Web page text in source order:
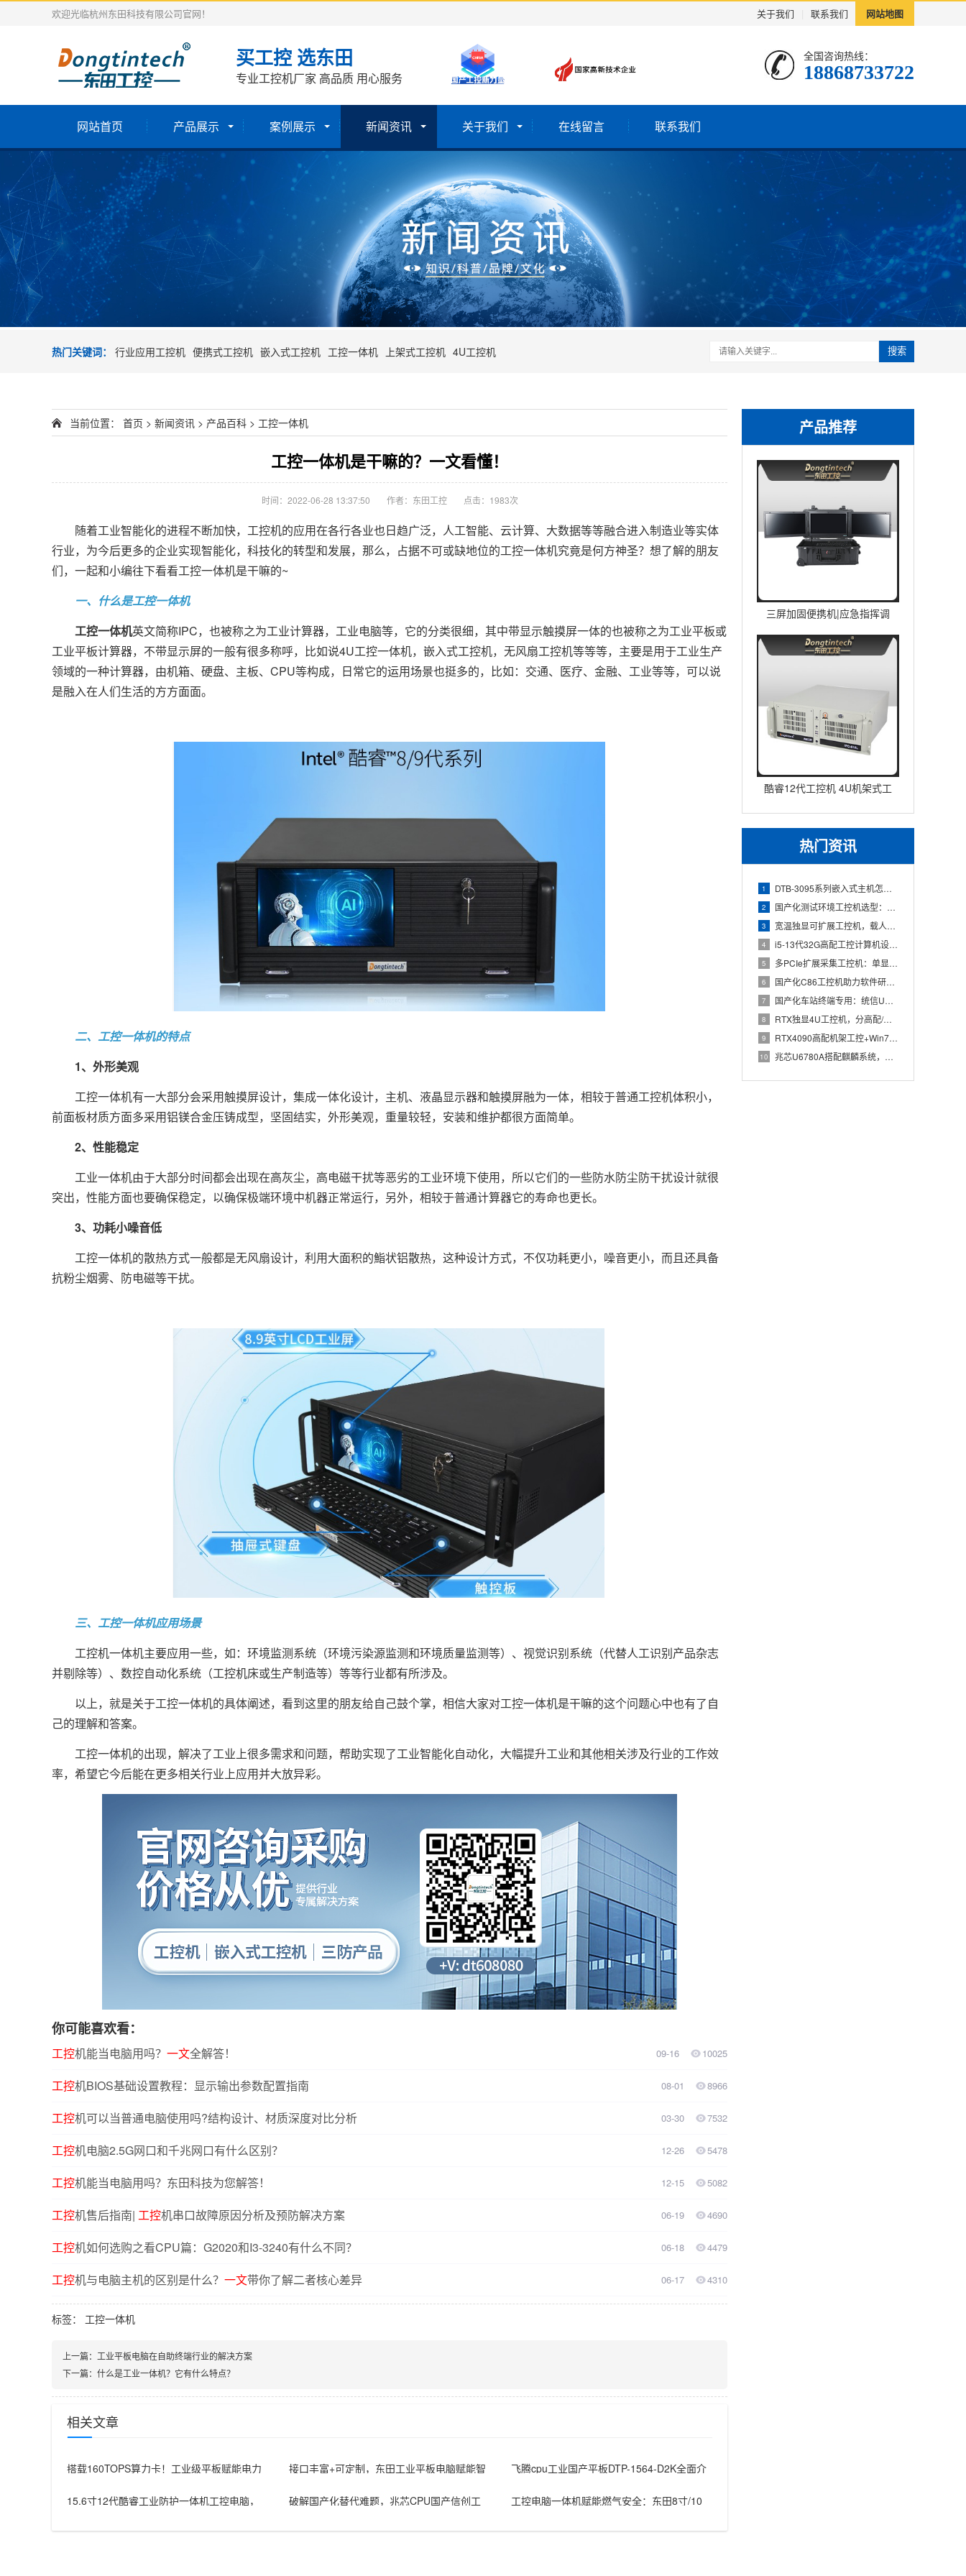
关于我们 联系我们 网站地图
欢迎光临杭州东田科技有限公司官网！
买工控 选东田
专业工控机厂家 高品质 用心服务
全国咨询热线：
18868733722
网站首页 产品展示 案例展示 新闻资讯 关于我们 在线留言 联系我们
热门关键词： 行业应用工控机 便携式工控机 嵌入式工控机 工控一体机 上架式工控机 4U工控机 搜索
产品推荐
三屏加固便携机|应急指挥调
度台移动终端|DTG-U1713-
酷睿12代工控机 4U机架式工
业控制器 DT-610L-IZ
热门资讯
1 DTB-3095系列嵌入式主机怎么选：国产腾锐新款与Inte
2 国产化测试环境工控机选型：飞腾D3000+2U机架的组合优势
3 宽温独显可扩展工控机，载人飞行器地面控制方舱工控设备怎么选？
4 i5-13代32G高配工控计算机设备，智能制造工位整机显示成
5 多PCIe扩展采集工控机：单显卡+多路采集卡高性价比方案
6 国产化C86工控机助力软件研发：从需求分析到落地部署
7 国产化车站终端专用：统信UOS兆芯八核嵌入式轨交工控机落地方
8 RTX独显4U工控机，分高配/低配适配无人机作业全场景
9 RTX4090高配机架工控+Win7加固笔记本，航空测控硬件
10 兆芯U6780A搭配麒麟系统，国产化工控机赋能航站楼航显调度
当前位置： 首页 > 新闻资讯 > 产品百科 > 工控一体机
工控一体机是干嘛的？一文看懂！
时间：2022-06-28 13:37:50 作者：东田工控 点击： 1983次
随着工业智能化的进程不断加快，工控机的应用在各行各业也日趋广泛，人工智能、云计算、大数据等等融合进入制造业等实体
行业，为今后更多的企业实现智能化，科技化的转型和发展，那么，占据不可或缺地位的工控一体机究竟是何方神圣？想了解的朋友
们，一起和小编往下看看工控一体机是干嘛的~
一、什么是工控一体机
工控一体机英文简称IPC，也被称之为工业计算器，工业电脑等，它的分类很细，其中带显示触摸屏一体的也被称之为工业平板或
工业平板计算器，不带显示屏的一般有很多称呼，比如说4U工控一体机，嵌入式工控机，无风扇工控机等等等，主要是用于工业生产
领域的一种计算器，由机箱、硬盘、主板、CPU等构成，日常它的运用场景也挺多的，比如：交通、医疗、金融、工业等等，可以说
是融入在人们生活的方方面面。
二、工控一体机的特点
1、外形美观
工控一体机有一大部分会采用触摸屏设计，集成一体化设计，主机、液晶显示器和触摸屏融为一体，相较于普通工控机体积小，
前面板材质方面多采用铝镁合金压铸成型，坚固结实，外形美观，重量较轻，安装和维护都很方面简单。
2、性能稳定
工业一体机由于大部分时间都会出现在高灰尘，高电磁干扰等恶劣的工业环境下使用，所以它们的一些防水防尘防干扰设计就很
突出，性能方面也要确保稳定，以确保极端环境中机器正常运行，另外，相较于普通计算器它的寿命也更长。
3、功耗小噪音低
工控一体机的散热方式一般都是无风扇设计，利用大面积的鮨状铝散热，这种设计方式，不仅功耗更小，噪音更小，而且还具备
抗粉尘烟雾、防电磁等干扰。
三、工控一体机应用场景
工控机一体机主要应用一些，如：环境监测系统（环境污染源监测和环境质量监测等）、视觉识别系统（代替人工识别产品杂志
并剔除等）、数控自动化系统（工控机床或生产制造等）等等行业都有所涉及。
以上，就是关于工控一体机的具体阐述，看到这里的朋友给自己鼓个掌，相信大家对工控一体机是干嘛的这个问题心中也有了自
己的理解和答案。
工控一体机的出现，解决了工业上很多需求和问题，帮助实现了工业智能化自动化，大幅提升工业和其他相关涉及行业的工作效
率，希望它今后能在更多相关行业上应用并大放异彩。
你可能喜欢看：
工控机能当电脑用吗？ 一文全解答！ 09-16 10025
工控机BIOS基础设置教程：显示输出参数配置指南 08-01 8966
工控机可以当普通电脑使用吗?结构设计、材质深度对比分析 03-30 7532
工控机电脑2.5G网口和千兆网口有什么区别？ 12-26 5478
工控机能当电脑用吗？东田科技为您解答！ 12-15 5082
工控机售后指南| 工控机串口故障原因分析及预防解决方案 06-19 4690
工控机如何选购之看CPU篇：G2020和I3-3240有什么不同？ 06-18 4479
工控机与电脑主机的区别是什么？ 一文带你了解二者核心差异 06-17 4310
标签： 工控一体机
上一篇： 工业平板电脑在自助终端行业的解决方案
下一篇： 什么是工业一体机？它有什么特点？
相关文章
搭载160TOPS算力卡！工业级平板赋能电力
接口丰富+可定制，东田工业平板电脑赋能智
飞腾cpu工业国产平板DTP-1564-D2K全面介
15.6寸12代酷睿工业防护一体机工控电脑，
破解国产化替代难题，兆芯CPU国产信创工
工控电脑一体机赋能燃气安全：东田8寸/10